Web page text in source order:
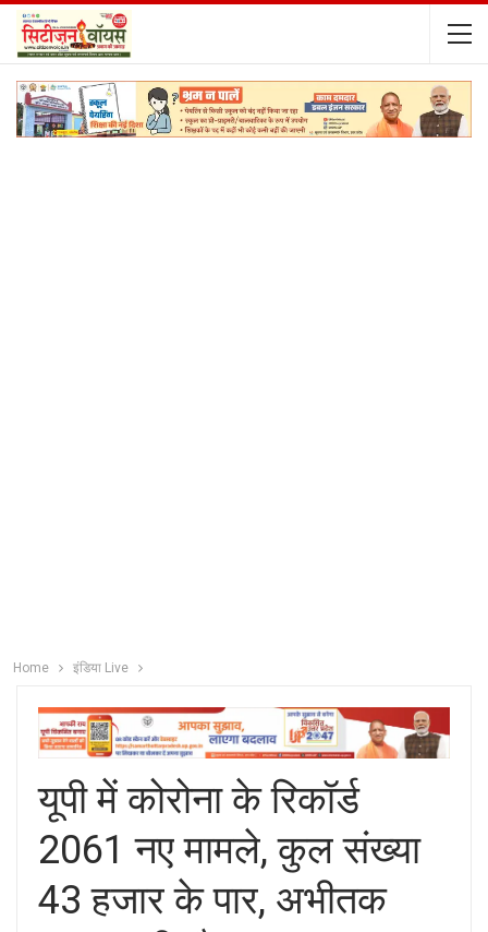
Home इंडिया Live
यूपी में कोरोना के रिकॉर्ड
2061 नए मामले, कुल संख्या
43 हजार के पार, अभीतक